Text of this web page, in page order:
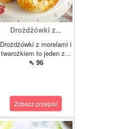
Drożdżówki z...
Drożdżówki z morelami i
twarożkiem to jeden z...
⇖ 96
Zobacz przepis!